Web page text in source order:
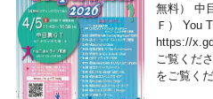
無料） 中
Ｆ） You
https://
ご覧くだ
をご覧くだ